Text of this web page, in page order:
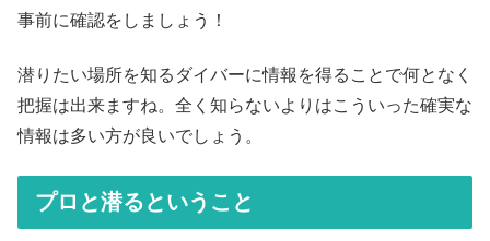
事前に確認をしましょう！
潜りたい場所を知るダイバーに情報を得ることで何となく
把握は出来ますね。全く知らないよりはこういった確実な
情報は多い方が良いでしょう。
プロと潜るということ